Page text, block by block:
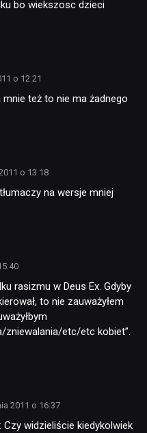
bo wiekszosc dzieci
o 12:21
też to nie ma żadnego
o 13:18
na wersje mniej
rasizmu w Deus Ex. Gdyby
to nie zauważyłem
zniewalania/etc/etc kobiet”.
2011 o 16:37
Czy widzieliście kiedykolwiek